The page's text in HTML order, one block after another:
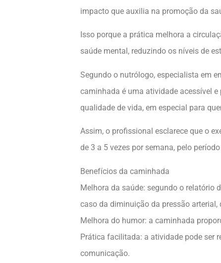
impacto que auxilia na promoção da
Isso porque a prática melhora a
saúde mental, reduzindo os níveis de
Segundo o nutrólogo, especialista em
caminhada é uma atividade acessível
qualidade de vida, em especial para
Assim, o profissional esclarece que o
de 3 a 5 vezes por semana, pelo
Benefícios da caminhada
Melhora da saúde: segundo o relatório
caso da diminuição da pressão arterial,
Melhora do humor: a caminhada
Prática facilitada: a atividade pode ser
comunicação.